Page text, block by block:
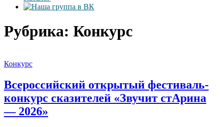
Рубрика: Конкурс
Конкурс
Всероссийский открытый фестиваль-
конкурс сказителей «Звучит стАрина
— 2026»